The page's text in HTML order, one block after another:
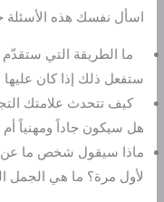
اسأل نفسك هذه الأسئلة
ما الطريقة التي ستقدّم
ستفعل ذلك إذا كان
كيف تتحدث علامتك
هل سيكون جاداً ومهنياً
ماذا سيقول شخص ما عن
لأول مرة؟ ما هي الجمل